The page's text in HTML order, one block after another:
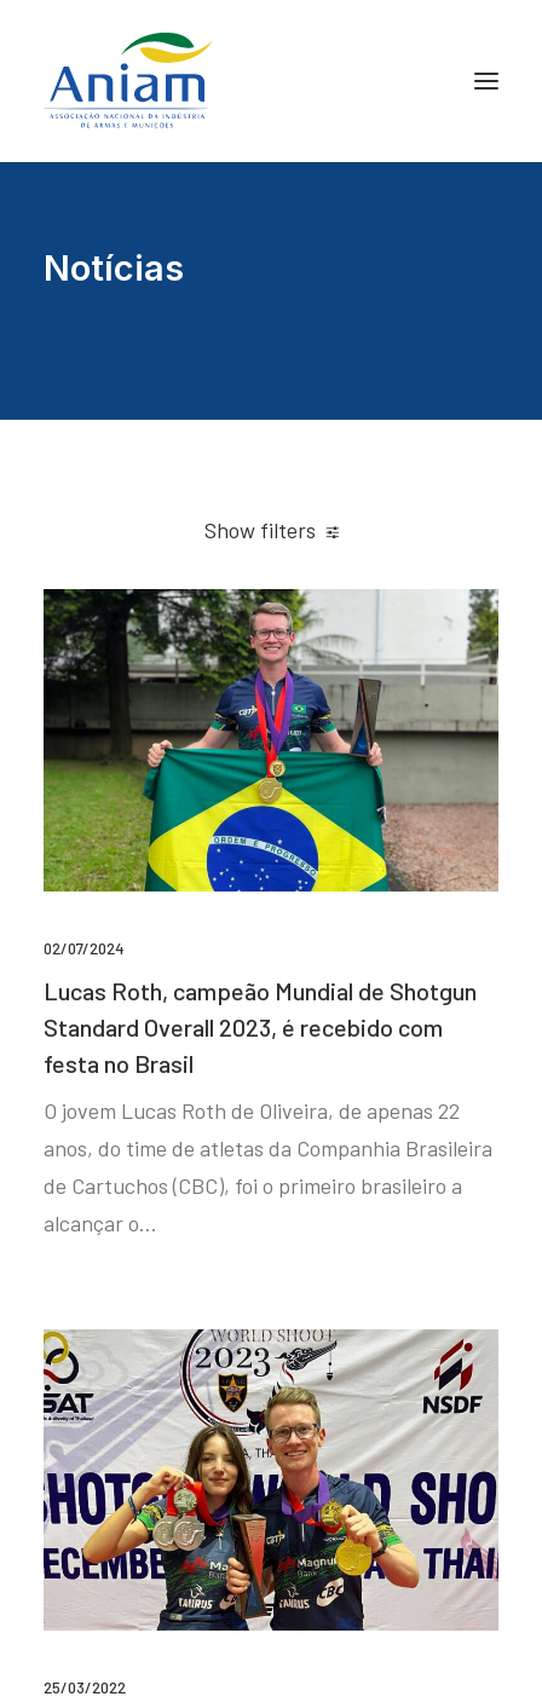
Notícias
Show filters
02/07/2024
Lucas Roth, campeão Mundial de Shotgun
Standard Overall 2023, é recebido com
festa no Brasil
O jovem Lucas Roth de Oliveira, de apenas 22
anos, do time de atletas da Companhia Brasileira
de Cartuchos (CBC), foi o primeiro brasileiro a
alcançar o…
25/03/2022